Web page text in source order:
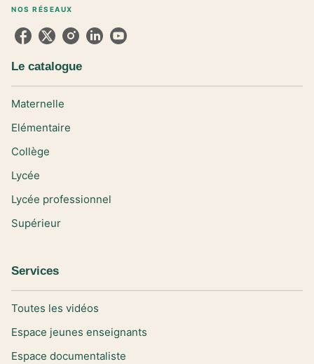
NOS RÉSEAUX
Le catalogue
Maternelle
Elémentaire
Collège
Lycée
Lycée professionnel
Supérieur
Services
Toutes les vidéos
Espace jeunes enseignants
Espace documentaliste